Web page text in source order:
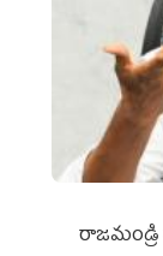
రాజమండ్రి